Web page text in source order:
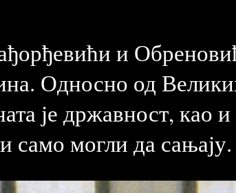
и
Односно од
је државност,
само могли да сањају.